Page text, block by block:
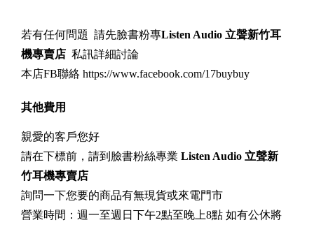
若有任何問題 請先臉書粉專Listen Audio 立聲新竹耳
機專賣店 私訊詳細討論
本店FB聯絡 https://www.facebook.com/17buybuy
其他費用
親愛的客戶您好
請在下標前，請到臉書粉絲專業 Listen Audio 立聲新
竹耳機專賣店
詢問一下您要的商品有無現貨或來電門市
營業時間：週一至週日下午2點至晚上8點 如有公休將